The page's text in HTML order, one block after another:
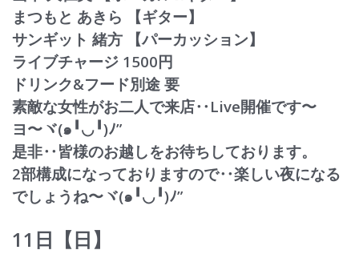
まつもと あきら 【ギター】
サンギット 緒方 【パーカッション】
ライブチャージ 1500円
ドリンク&フード別途 要
素敵な女性がお二人で来店‥Live開催です〜
ヨ〜ヾ(๑╹◡╹)ﾉ”
是非‥皆様のお越しをお待ちしております。
2部構成になっておりますので‥楽しい夜になる
でしょう ね〜ヾ(๑╹◡╹)ﾉ”
11日【日】